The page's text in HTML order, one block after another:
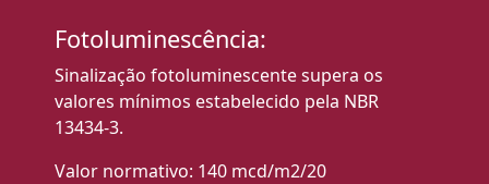
Fotoluminescência:
Sinalização fotoluminescente supera os
valores mínimos estabelecido pela NBR
13434-3.
Valor normativo: 140 mcd/m2/20